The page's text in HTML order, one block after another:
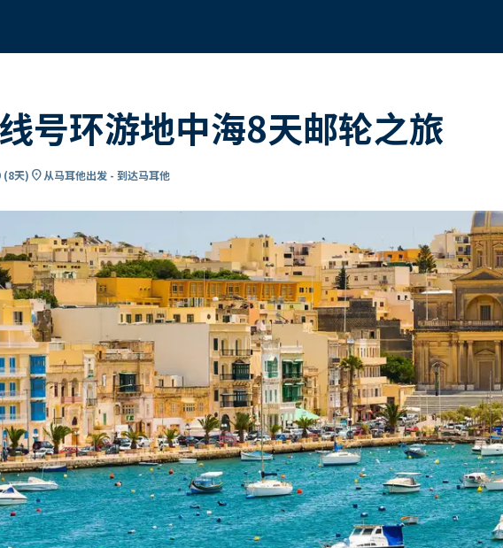
号环游地中海8天邮轮之旅
(8天) location_on从马耳他出发 - 到达马耳他